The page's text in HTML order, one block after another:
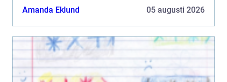
verkligen f&oum...
Amanda Eklund 05 augusti 2026